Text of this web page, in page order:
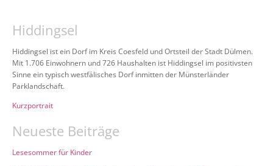
Hiddingsel
Hiddingsel ist ein Dorf im Kreis Coesfeld und Ortsteil der Stadt Dülmen.
Mit 1.706 Einwohnern und 726 Haushalten ist Hiddingsel im positivsten
Sinne ein typisch westfälisches Dorf inmitten der Münsterländer
Parklandschaft.
Kurzportrait
Neueste Beiträge
Lesesommer für Kinder